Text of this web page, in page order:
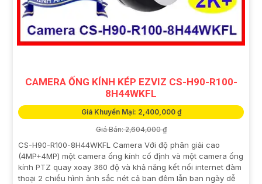
CAMERA ỐNG KÍNH KÉP EZVIZ CS-H90-R100-
8H44WKFL
Giá Khuyến Mại: 2,400,000 ₫
Giá Bán: 2,604,000 ₫
CS-H90-R100-8H44WKFL Camera Với độ phân giải cao
(4MP+4MP) một camera ống kính cố định và một camera ống
kính PTZ quay xoay 360 độ và khả năng kết nối internet đàm
thoại 2 chiều hình ảnh sắc nét cả ban đêm lẫn ban ngày dễ